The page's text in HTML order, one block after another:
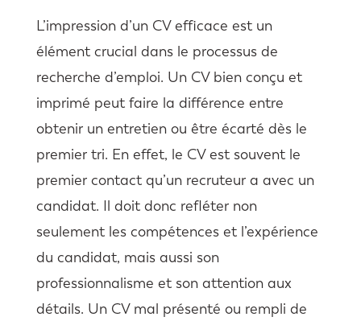
L’impression d’un CV efficace est un
élément crucial dans le processus de
recherche d’emploi. Un CV bien conçu et
imprimé peut faire la différence entre
obtenir un entretien ou être écarté dès le
premier tri. En effet, le CV est souvent le
premier contact qu’un recruteur a avec un
candidat. Il doit donc refléter non
seulement les compétences et l’expérience
du candidat, mais aussi son
professionnalisme et son attention aux
détails. Un CV mal présenté ou rempli de